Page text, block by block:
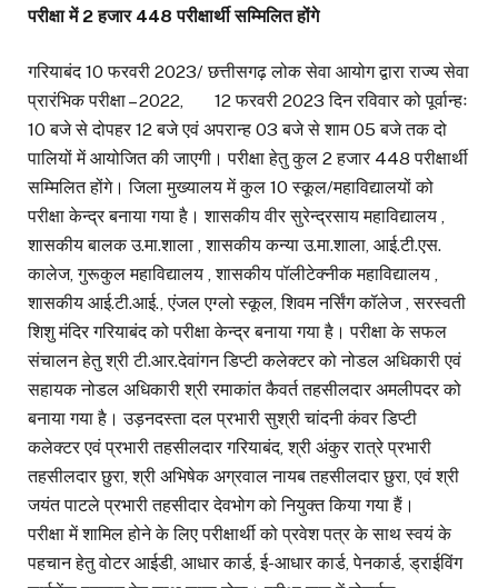
परीक्षा में 2 हजार 448 परीक्षार्थी सम्मिलित होंगे
गरियाबंद 10 फरवरी 2023/ छत्तीसगढ़ लोक सेवा आयोग द्वारा राज्य सेवा
प्रारंभिक परीक्षा – 2022, 12 फरवरी 2023 दिन रविवार को पूर्वान्हः
10 बजे से दोपहर 12 बजे एवं अपरान्ह 03 बजे से शाम 05 बजे तक दो
पालियों में आयोजित की जाएगी। परीक्षा हेतु कुल 2 हजार 448 परीक्षार्थी
सम्मिलित होंगे। जिला मुख्यालय में कुल 10 स्कूल/महाविद्यालयों को
परीक्षा केन्द्र बनाया गया है। शासकीय वीर सुरेन्द्रसाय महाविद्यालय ,
शासकीय बालक उ.मा.शाला , शासकीय कन्या उ.मा.शाला, आई.टी.एस.
कालेज, गुरूकुल महाविद्यालय , शासकीय पॉलीटेक्नीक महाविद्यालय ,
शासकीय आई.टी.आई., एंजल एग्लो स्कूल, शिवम नर्सिंग कॉलेज , सरस्वती
शिशु मंदिर गरियाबंद को परीक्षा केन्द्र बनाया गया है। परीक्षा के सफल
संचालन हेतु श्री टी.आर.देवांगन डिप्टी कलेक्टर को नोडल अधिकारी एवं
सहायक नोडल अधिकारी श्री रमाकांत कैवर्त तहसीलदार अमलीपदर को
बनाया गया है। उड़नदस्ता दल प्रभारी सुश्री चांदनी कंवर डिप्टी
कलेक्टर एवं प्रभारी तहसीलदार गरियाबंद, श्री अंकुर रात्रे प्रभारी
तहसीलदार छुरा, श्री अभिषेक अग्रवाल नायब तहसीलदार छुरा, एवं श्री
जयंत पाटले प्रभारी तहसीदार देवभोग को नियुक्त किया गया हैं।
परीक्षा में शामिल होने के लिए परीक्षार्थी को प्रवेश पत्र के साथ स्वयं के
पहचान हेतु वोटर आईडी, आधार कार्ड, ई-आधार कार्ड, पेनकार्ड, ड्राईविंग